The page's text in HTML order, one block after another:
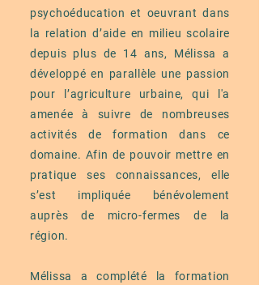
psychoéducation et oeuvrant dans
la relation d’aide en milieu scolaire
depuis plus de 14 ans, Mélissa a
développé en parallèle une passion
pour l’agriculture urbaine, qui l'a
amenée à suivre de nombreuses
activités de formation dans ce
domaine. Afin de pouvoir mettre en
pratique ses connaissances, elle
s’est impliquée bénévolement
auprès de micro-fermes de la
région.
Mélissa a complété la formation